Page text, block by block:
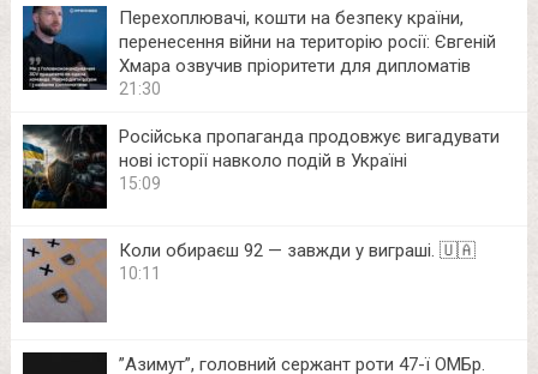
Перехоплювачі, кошти на безпеку країни,
перенесення війни на територію росії: Євгеній
Хмара озвучив пріоритети для дипломатів
21:30
Російська пропаганда продовжує вигадувати
нові історії навколо подій в Україні
15:09
Коли обираєш 92 — завжди у виграші. 🇺🇦
10:11
⁨”Азимут”, головний сержант роти 47-ї ОМБр.